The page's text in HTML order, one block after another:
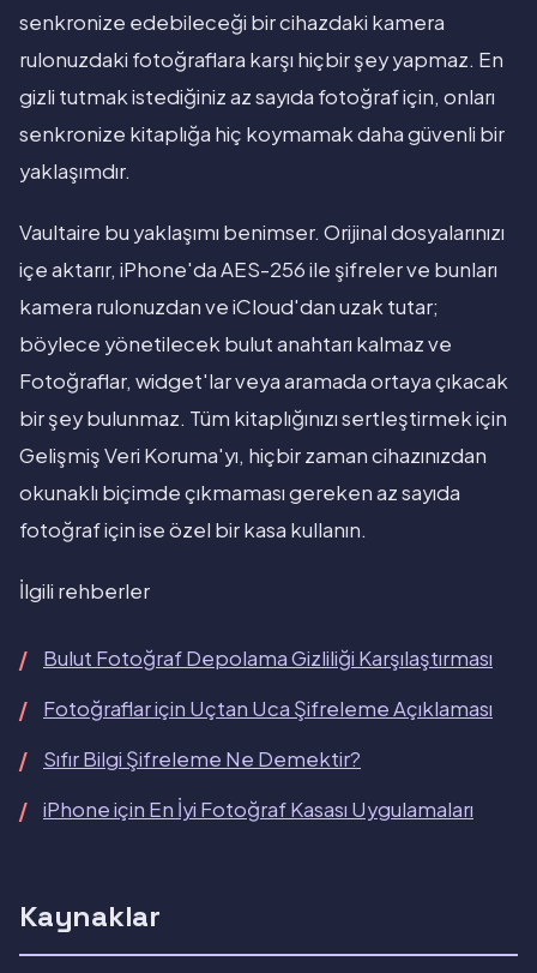
senkronize edebileceği bir cihazdaki kamera
rulonuzdaki fotoğraflara karşı hiçbir şey yapmaz. En
gizli tutmak istediğiniz az sayıda fotoğraf için, onları
senkronize kitaplığa hiç koymamak daha güvenli bir
yaklaşımdır.
Vaultaire bu yaklaşımı benimser. Orijinal dosyalarınızı
içe aktarır, iPhone'da AES-256 ile şifreler ve bunları
kamera rulonuzdan ve iCloud'dan uzak tutar;
böylece yönetilecek bulut anahtarı kalmaz ve
Fotoğraflar, widget'lar veya aramada ortaya çıkacak
bir şey bulunmaz. Tüm kitaplığınızı sertleştirmek için
Gelişmiş Veri Koruma'yı, hiçbir zaman cihazınızdan
okunaklı biçimde çıkmaması gereken az sayıda
fotoğraf için ise özel bir kasa kullanın.
İlgili rehberler
Bulut Fotoğraf Depolama Gizliliği Karşılaştırması
Fotoğraflar için Uçtan Uca Şifreleme Açıklaması
Sıfır Bilgi Şifreleme Ne Demektir?
iPhone için En İyi Fotoğraf Kasası Uygulamaları
Kaynaklar